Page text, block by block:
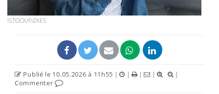
ISTOCK/FIZKES
Publié le 10.05.2026 à 11h55 | | | |
|
Commenter